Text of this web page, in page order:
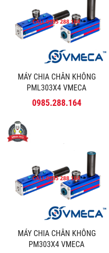
MÁY CHIA CHÂN KHÔNG
PML303X4 VMECA
0985.288.164
MÁY CHIA CHÂN KHÔNG
PM303X4 VMECA